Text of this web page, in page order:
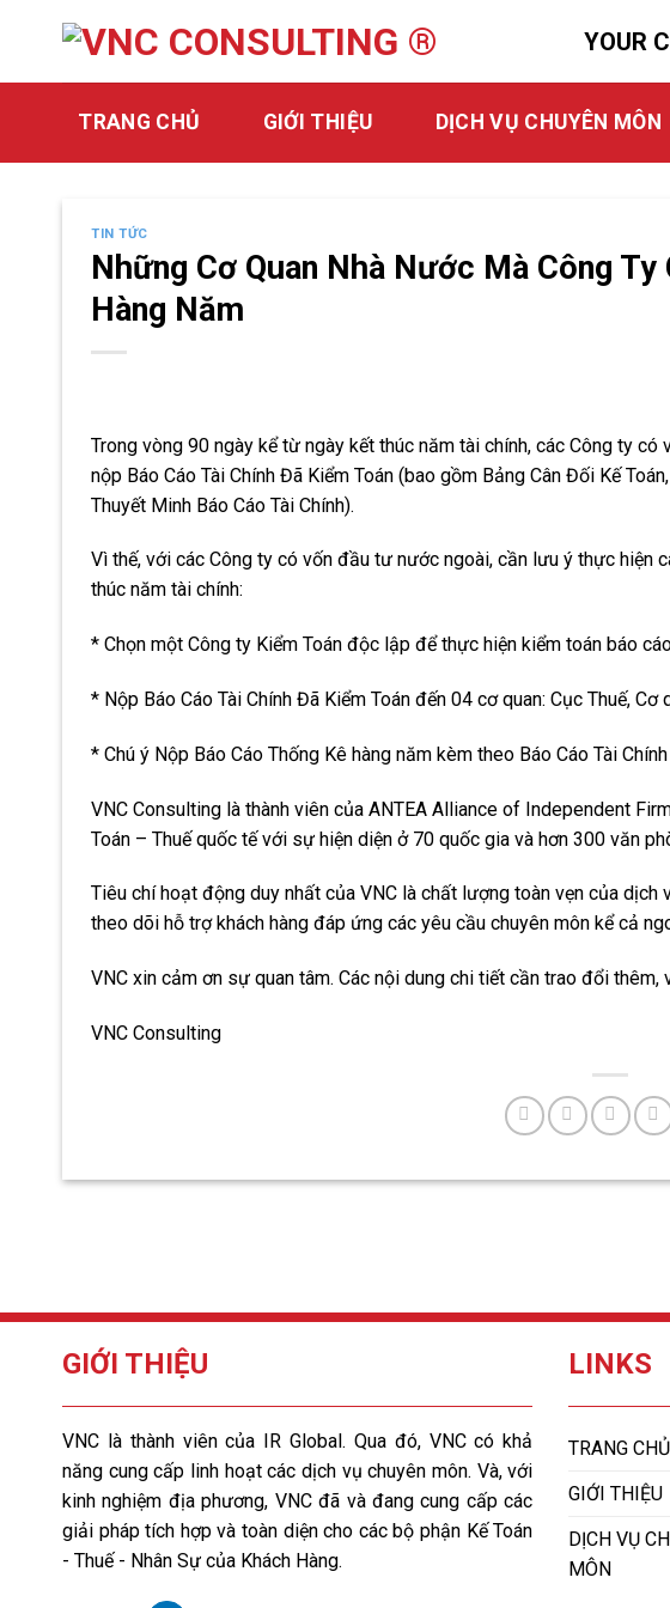
YOUR
TRANG CHỦ GIỚI THIỆU DỊCH VỤ CHUYÊN MÔN
TIN TỨC
Những Cơ Quan Nhà Nước Mà Công
Hàng Năm
Trong vòng 90 ngày kể từ ngày kết thúc năm tài chính, các Công ty
nộp Báo Cáo Tài Chính Đã Kiểm Toán (bao gồm Bảng Cân Đối Kế
Thuyết Minh Báo Cáo Tài Chính).
Vì thế, với các Công ty có vốn đầu tư nước ngoài, cần lưu ý thực hiện
thúc năm tài chính:
* Chọn một Công ty Kiểm Toán độc lập để thực hiện kiểm toán báo
* Nộp Báo Cáo Tài Chính Đã Kiểm Toán đến 04 cơ quan: Cục Thuế,
* Chú ý Nộp Báo Cáo Thống Kê hàng năm kèm theo Báo Cáo Tài
VNC Consulting là thành viên của ANTEA Alliance of Independent
Toán – Thuế quốc tế với sự hiện diện ở 70 quốc gia và hơn 300 văn
Tiêu chí hoạt động duy nhất của VNC là chất lượng toàn vẹn của
theo dõi hỗ trợ khách hàng đáp ứng các yêu cầu chuyên môn kể cả
VNC xin cảm ơn sự quan tâm. Các nội dung chi tiết cần trao đổi
VNC Consulting
GIỚI THIỆU
VNC là thành viên của IR Global. Qua đó, VNC có khả
năng cung cấp linh hoạt các dịch vụ chuyên môn. Và, với
kinh nghiệm địa phương, VNC đã và đang cung cấp các
giải pháp tích hợp và toàn diện cho các bộ phận Kế Toán
- Thuế - Nhân Sự của Khách Hàng.
LINKS
TRANG CHỦ
GIỚI THIỆU
DỊCH VỤ
MÔN